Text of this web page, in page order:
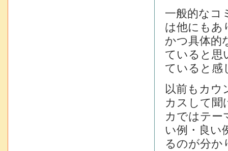
一般的なコ
は他にもあ
かつ具体的
ていると思
ていると感
以前もカウ
カスして聞
カではテー
い例・良い
るのが分か